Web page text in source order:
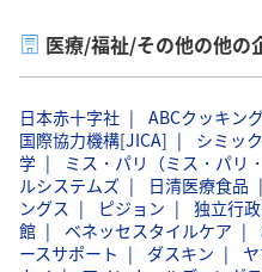
医療/福祉/その他の他の
日本赤十字社 ABCクッキン
国際協力機構[JICA]
シミッ
学
ミス・パリ（ミス・パリ
ルシステムズ
日清医療食品
ングス
ピジョン 独立行
館
ベネッセスタイルケア
ースサポート
ダスキン